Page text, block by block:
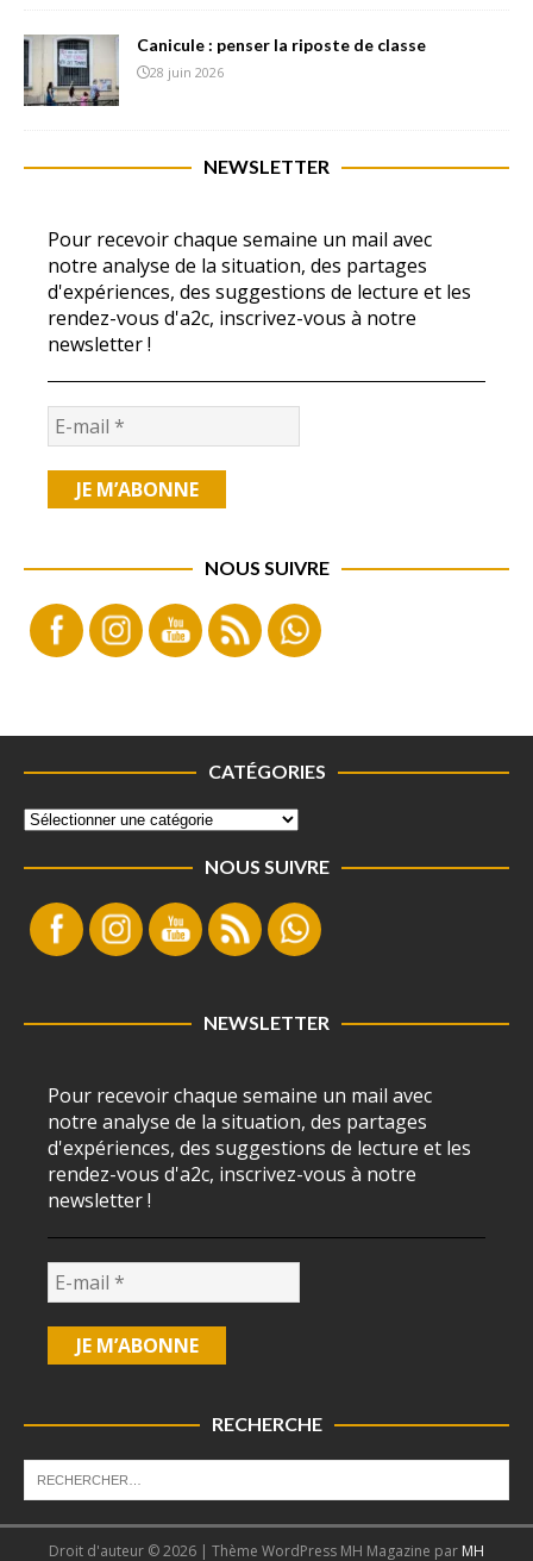
Canicule : penser la riposte de classe
28 juin 2026
NEWSLETTER
Pour recevoir chaque semaine un mail avec
notre analyse de la situation, des partages
d'expériences, des suggestions de lecture et les
rendez-vous d'a2c, inscrivez-vous à notre
newsletter !
NOUS SUIVRE
CATÉGORIES
NOUS SUIVRE
NEWSLETTER
Pour recevoir chaque semaine un mail avec
notre analyse de la situation, des partages
d'expériences, des suggestions de lecture et les
rendez-vous d'a2c, inscrivez-vous à notre
newsletter !
RECHERCHE
Droit d'auteur © 2026 | Thème WordPress MH Magazine par MH